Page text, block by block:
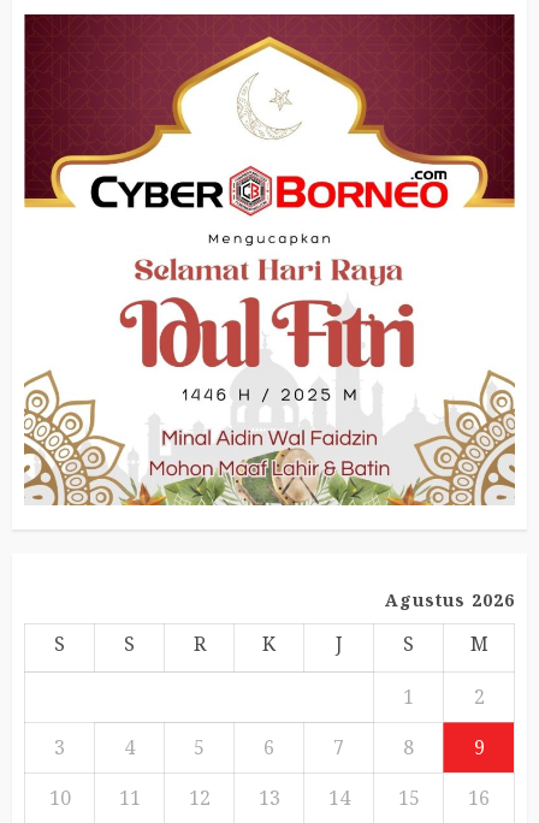
Agustus 2026
S S R K J S
M
1
2
3
4 5 6 7 8
9
10
11 12 13 14 15
16